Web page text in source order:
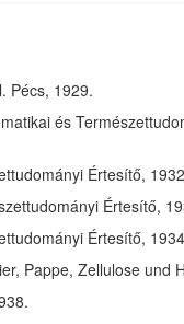
Pécs, 1929.
és
Értesítő,
Értesítő,
Értesítő,
Pappe, Zellulose und